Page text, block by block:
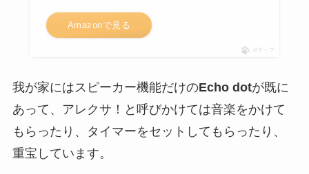
Amazonで見る
ポチップ
我が家にはスピーカー機能だけのEcho dotが既に
あって、アレクサ！と呼びかけては音楽をかけて
もらったり、タイマーをセットしてもらったり、
重宝しています。